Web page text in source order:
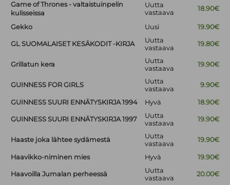
Game of Thrones - valtaistuinpelin
kulisseissa
Uutta
vastaava
18.90€
Gekko Uusi 19.90€
GL SUOMALAISET KESÄKODIT -KIRJA
Uutta
vastaava
19.80€
Grillatun kera
Uutta
vastaava
19.90€
GUINNESS FOR GIRLS
Uutta
vastaava
9.90€
GUINNESS SUURI ENNÄTYSKIRJA 1994 Hyvä 18.90€
GUINNESS SUURI ENNÄTYSKIRJA 1997
Uutta
vastaava
19.90€
Haaste joka lähtee sydämestä
Uutta
vastaava
19.90€
Haavikko-niminen mies Hyvä 19.90€
Haavoilla Jumalan perheessä
Uutta
vastaava
20.00€